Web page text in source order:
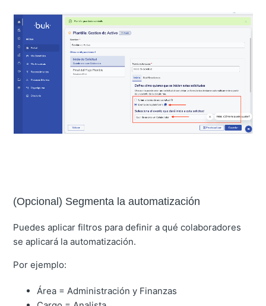
(Opcional) Segmenta la automatización
Puedes aplicar filtros para definir a qué colaboradores
se aplicará la automatización.
Por ejemplo:
Área = Administración y Finanzas